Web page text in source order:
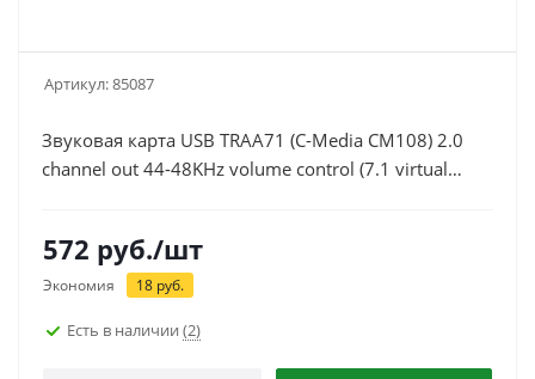
Артикул:85087
Звуковая карта USB TRAA71 (C-Media CM108) 2.0
channel out 44-48KHz volume control (7.1 virtual
572 руб./шт
Экономия 18 руб.
Есть в наличии (2)